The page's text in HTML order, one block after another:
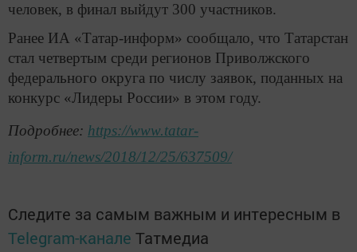
человек, в финал выйдут 300 участников.
Ранее ИА «Татар-информ» сообщало, что Татарстан
стал четвертым среди регионов Приволжского
федерального округа по числу заявок, поданных на
конкурс «Лидеры России» в этом году.
Подробнее: https://www.tatar-
inform.ru/news/2018/12/25/637509/
Следите за самым важным и интересным в
Telegram-канале Татмедиа